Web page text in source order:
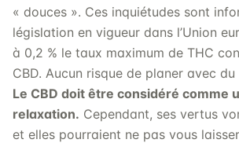
« douces ». Ces inquiétudes sont
législation en vigueur dans l’Union
à 0,2 % le taux maximum de THC
CBD. Aucun risque de planer avec du
Le CBD doit être considéré comme
relaxation. Cependant, ses vertus
et elles pourraient ne pas vous